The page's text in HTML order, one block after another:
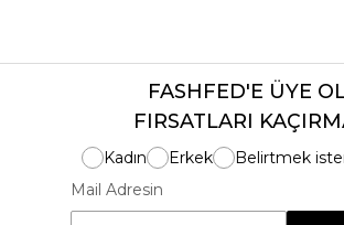
FASHFED'E ÜYE
FIRSATLARI
Kadın Erkek
Belirtmek
Mail Adresin